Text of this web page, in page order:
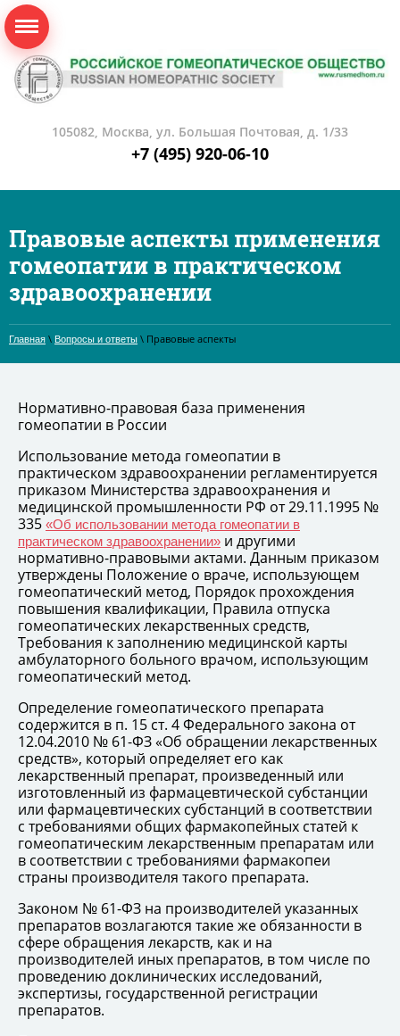
105082, Москва, ул. Большая Почтовая, д. 1/33
+7 (495) 920-06-10
Правовые аспекты применения
гомеопатии в практическом
здравоохранении
Главная \ Вопросы и ответы \ Правовые аспекты
Нормативно-правовая база применения
гомеопатии в России
Использование метода гомеопатии в
практическом здравоохранении регламентируется
приказом Министерства здравоохранения и
медицинской промышленности РФ от 29.11.1995 №
335 «Об использовании метода гомеопатии в
практическом здравоохранении» и другими
нормативно-правовыми актами. Данным приказом
утверждены Положение о враче, использующем
гомеопатический метод, Порядок прохождения
повышения квалификации, Правила отпуска
гомеопатических лекарственных средств,
Требования к заполнению медицинской карты
амбулаторного больного врачом, использующим
гомеопатический метод.
Определение гомеопатического препарата
содержится в п. 15 ст. 4 Федерального закона от
12.04.2010 № 61-ФЗ «Об обращении лекарственных
средств», который определяет его как
лекарственный препарат, произведенный или
изготовленный из фармацевтической субстанции
или фармацевтических субстанций в соответствии
с требованиями общих фармакопейных статей к
гомеопатическим лекарственным препаратам или
в соответствии с требованиями фармакопеи
страны производителя такого препарата.
Законом № 61-ФЗ на производителей указанных
препаратов возлагаются такие же обязанности в
сфере обращения лекарств, как и на
производителей иных препаратов, в том числе по
проведению доклинических исследований,
экспертизы, государственной регистрации
препаратов.